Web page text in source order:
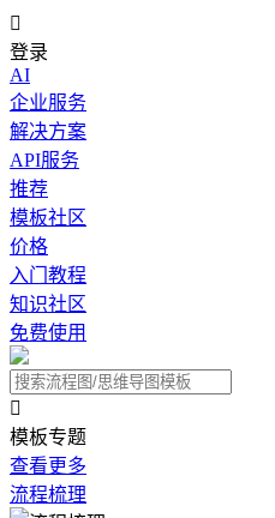

登录
AI
企业服务
解决方案
API服务
推荐
模板社区
价格
入门教程
知识社区
免费使用

模板专题
查看更多
流程梳理